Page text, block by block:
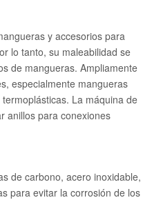
y accesorios para
lo tanto, su maleabilidad se
de mangueras. Ampliamente
especialmente mangueras
La máquina de
anillos para conexiones
de carbono, acero inoxidable,
para evitar la corrosión de los